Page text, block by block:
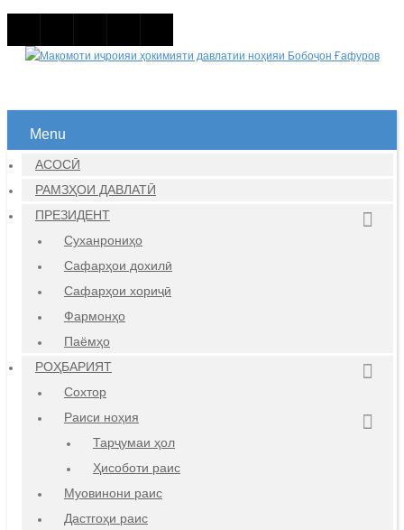
Menu
АСОСӢ
РАМЗҲОИ ДАВЛАТӢ
ПРЕЗИДЕНТ
Суханрониҳо
Сафарҳои дохилӣ
Сафарҳои хориҷӣ
Фармонҳо
Паёмҳо
РОҲБАРИЯТ
Сохтор
Раиси ноҳия
Тарҷумаи ҳол
Ҳисоботи раис
Муовинони раис
Дастгоҳи раис